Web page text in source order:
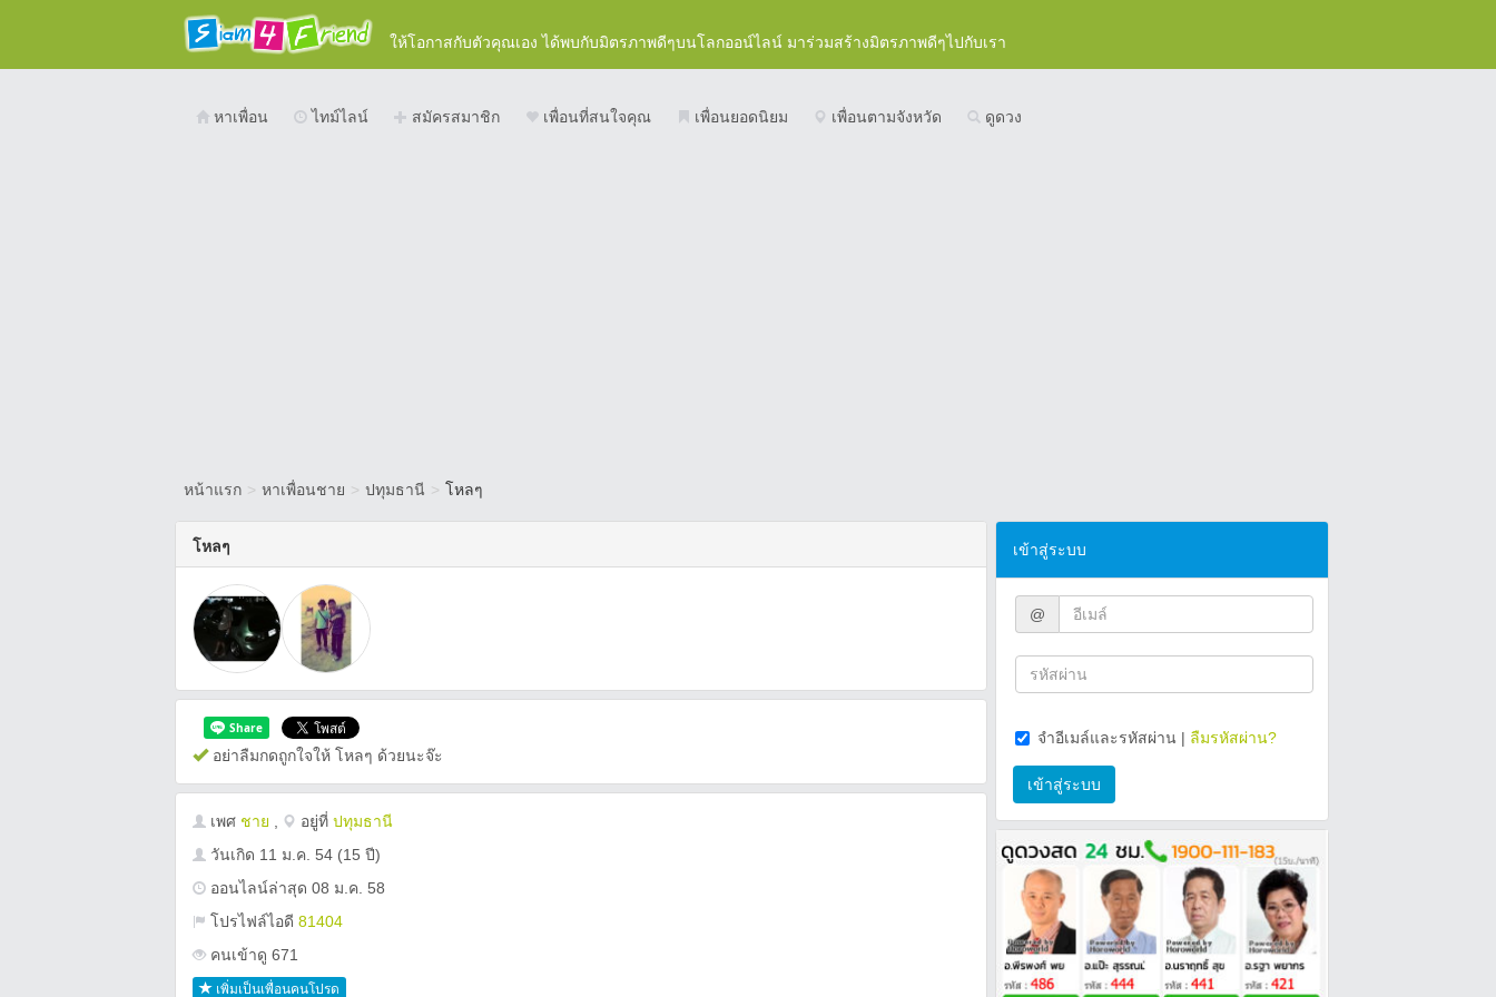
ให้โอกาสกับตัวคุณเอง ได้พบกับมิตรภาพดีๆบนโลกออน์ไลน์ มาร่วมสร้างมิตรภาพดีๆไปกับเรา
หาเพื่อน ไทม์ไลน์ สมัครสมาชิก เพื่อนที่สนใจคุณ เพื่อนยอดนิยม เพื่อนตามจังหวัด ดูดวง
หน้าแรก > หาเพื่อนชาย > ปทุมธานี > โหลๆ
โหลๆ
อย่าลืมกดถูกใจให้ โหลๆ ด้วยนะจ๊ะ
เพศ ชาย อยู่ที่ ปทุมธานี
วันเกิด 11 ม.ค. 54 (15 ปี)
ออนไลน์ล่าสุด 08 ม.ค. 58
โปรไฟล์ไอดี 81404
คนเข้าดู 671
เพิ่มเป็นเพื่อนคนโปรด
เข้าสู่ระบบ
@
จำอีเมล์และรหัสผ่าน | ลืมรหัสผ่าน?
เข้าสู่ระบบ